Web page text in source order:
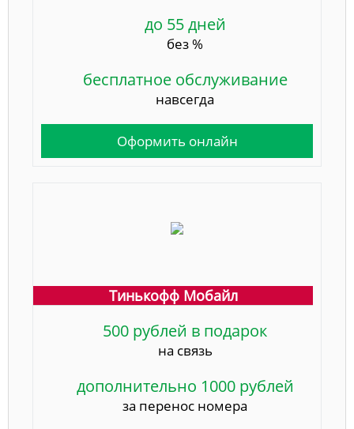
до 55 дней
без %
бесплатное обслуживание
навсегда
Оформить онлайн
Тинькофф Мобайл
500 рублей в подарок
на связь
дополнительно 1000 рублей
за перенос номера